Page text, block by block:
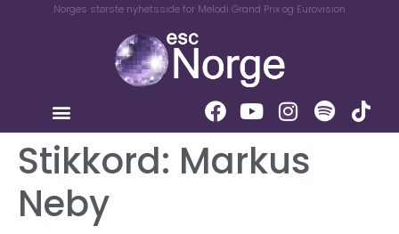
Norges største nyhetsside for Melodi Grand Prix og Eurovision
Stikkord: Markus
Neby